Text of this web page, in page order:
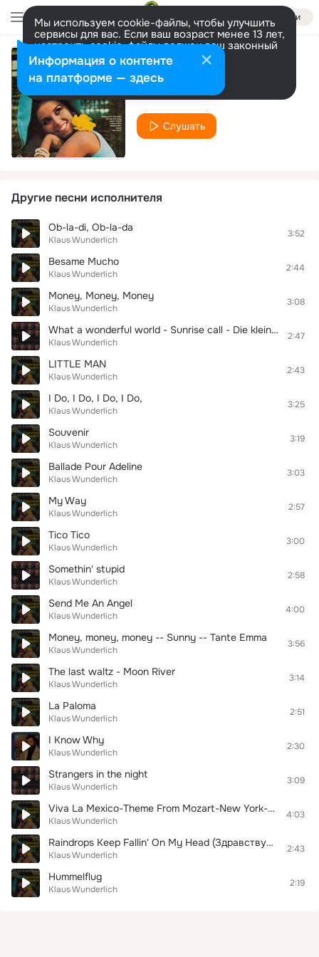
Войти
Мы используем cookie-файлы, чтобы улучшить
сервисы для вас. Если ваш возраст менее 13 лет,
настроить cookie-файлы должен ваш законный
представитель. Больше информации
Разрешить все Настроить
Unchained Melody
Klaus Wunderlich
Слушать
Другие песни исполнителя
Ob-la-di, Ob-la-da
Klaus Wunderlich
3:52
Besame Mucho
Klaus Wunderlich
2:44
Money, Money, Money
Klaus Wunderlich
3:08
What a wonderful world - Sunrise call - Die kleine kneipe
Klaus Wunderlich
2:47
LITTLE MAN
Klaus Wunderlich
2:43
I Do, I Do, I Do, I Do,
Klaus Wunderlich
3:25
Souvenir
Klaus Wunderlich
3:19
Ballade Pour Adeline
Klaus Wunderlich
3:03
My Way
Klaus Wunderlich
2:57
Tico Tico
Klaus Wunderlich
3:00
Somethin' stupid
Klaus Wunderlich
2:58
Send Me An Angel
Klaus Wunderlich
4:00
Money, money, money -- Sunny -- Tante Emma
Klaus Wunderlich
3:56
The last waltz - Moon River
Klaus Wunderlich
3:14
La Paloma
Klaus Wunderlich
2:51
I Know Why
Klaus Wunderlich
2:30
Strangers in the night
Klaus Wunderlich
3:09
Viva La Mexico-Theme From Mozart-New York-Rio-Tokyo
Klaus Wunderlich
4:03
Raindrops Keep Fallin' On My Head (Здравствуйте, доктор !)
Klaus Wunderlich
2:43
Hummelflug
Klaus Wunderlich
2:19
Информация о контенте
на платформе — здесь